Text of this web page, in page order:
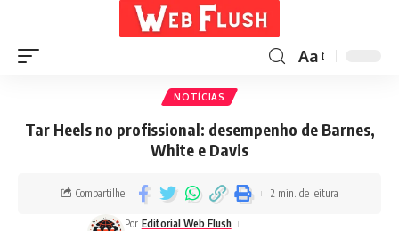
Aa
NOTÍCIAS
Tar Heels no profissional: desempenho de Barnes,
White e Davis
Por Editorial Web Flush
Compartilhe 2 min. de leitura